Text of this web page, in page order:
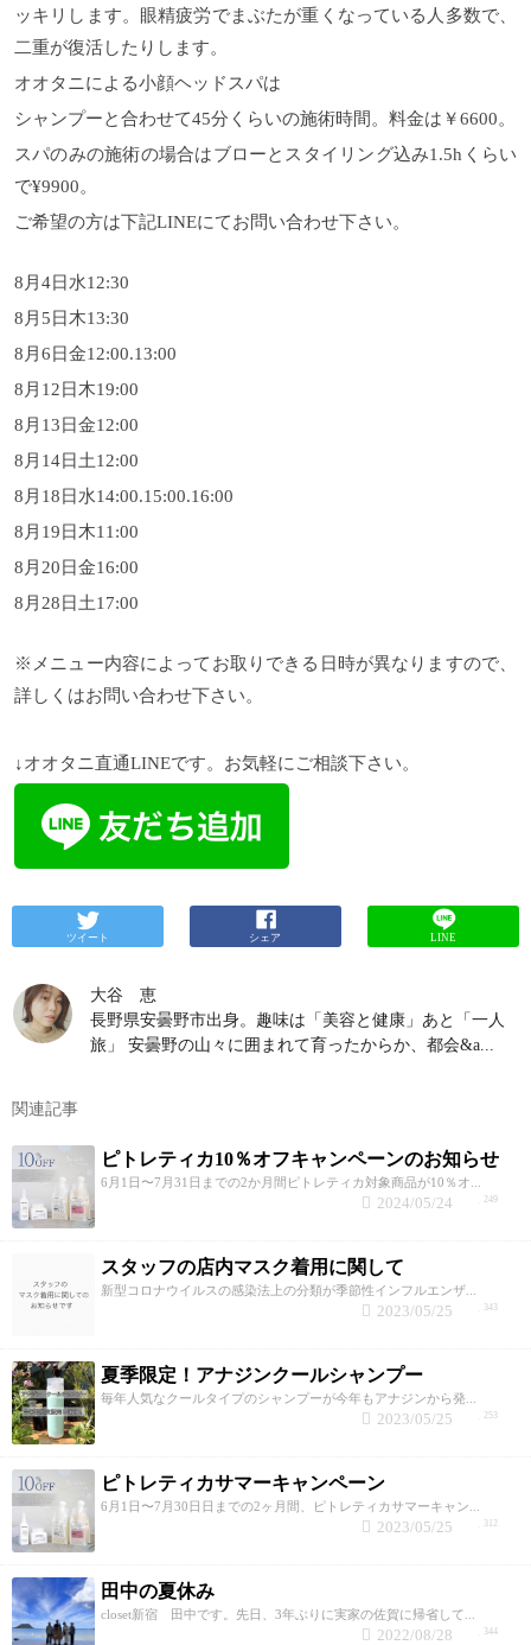
ッキリします。眼精疲労でまぶたが重くなっている人多数で、
二重が復活したりします。
オオタニによる小顔ヘッドスパは
シャンプーと合わせて45分くらいの施術時間。料金は￥6600。
スパのみの施術の場合はブローとスタイリング込み1.5hくらい
で¥9900。
ご希望の方は下記LINEにてお問い合わせ下さい。
8月4日水12:30
8月5日木13:30
8月6日金12:00.13:00
8月12日木19:00
8月13日金12:00
8月14日土12:00
8月18日水14:00.15:00.16:00
8月19日木11:00
8月20日金16:00
8月28日土17:00
※メニュー内容によってお取りできる日時が異なりますので、
詳しくはお問い合わせ下さい。
↓オオタニ直通LINEです。お気軽にご相談下さい。
ツイート シェア LINE
大谷 恵
長野県安曇野市出身。趣味は「美容と健康」あと「一人
旅」 安曇野の山々に囲まれて育ったからか、都会&a...
関連記事
ピトレティカ10％オフキャンペーンのお知らせ
6月1日〜7月31日までの2か月間ピトレティカ対象商品が10％オ...
249
2024/05/24
スタッフの店内マスク着用に関して
新型コロナウイルスの感染法上の分類が季節性インフルエンザ...
343
2023/05/25
夏季限定！アナジンクールシャンプー
毎年人気なクールタイプのシャンプーが今年もアナジンから発...
253
2023/05/25
ピトレティカサマーキャンペーン
6月1日〜7月30日日までの2ヶ月間、ピトレティカサマーキャン...
312
2023/05/25
田中の夏休み
closet新宿 田中です。先日、3年ぶりに実家の佐賀に帰省して...
344
2022/08/28